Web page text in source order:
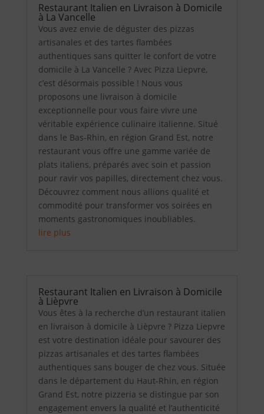
Restaurant Italien en Livraison à Domicile
à La Vancelle
Vous avez envie de déguster des pizzas
artisanales et des tartes flambées
authentiques sans quitter le confort de votre
domicile à La Vancelle ? Avec Pizza Liepvre,
c’est désormais possible ! Nous vous
proposons une livraison à domicile
exceptionnelle pour vous faire vivre une
véritable expérience culinaire italienne. Situé
dans le Bas-Rhin, en région Grand Est, notre
restaurant vous offre une gamme variée de
plats italiens, préparés avec soin et passion
pour ravir vos papilles, directement chez vous.
Découvrez comment nous allions qualité et
commodité pour transformer vos soirées en
moments gastronomiques inoubliables.
lire plus
Restaurant Italien en Livraison à Domicile
à Lièpvre
Vous êtes à la recherche d’un restaurant italien
en livraison à domicile à Lièpvre ? Pizza Liepvre
est votre destination idéale pour savourer des
pizzas artisanales et des tartes flambées
authentiques sans bouger de chez vous. Située
dans le département du Haut-Rhin, en région
Grand Est, notre pizzeria se distingue par son
engagement envers la qualité et l’authenticité